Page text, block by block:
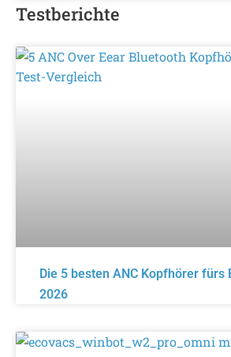
Testberichte
Die 5 besten ANC Kopfhörer fürs
2026